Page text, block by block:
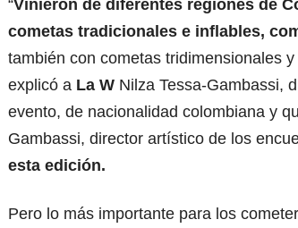
“Vinieron de diferentes regiones de
cometas tradicionales e inflables,
también con cometas tridimensionales
explicó a La W Nilza Tessa-Gambassi,
evento, de nacionalidad colombiana y
Gambassi, director artístico de los
esta edición.
Pero lo más importante para los